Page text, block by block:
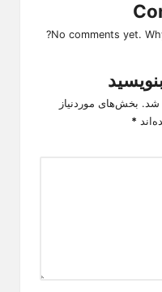
No comments yet.
شد. بخش‌های موردنیاز
*